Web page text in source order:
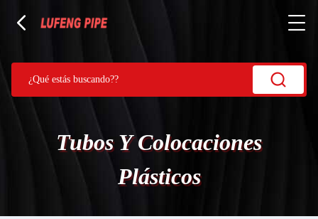
Tubos Y Colocaciones
Plásticos